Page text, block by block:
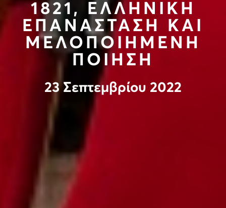
1821, ΕΛΛΗΝΙΚΗ
ΕΠΑΝΑΣΤΑΣΗ ΚΑΙ
ΜΕΛΟΠΟΙΗΜΕΝΗ
ΠΟΙΗΣΗ
23 Σεπτεμβρίου 2022